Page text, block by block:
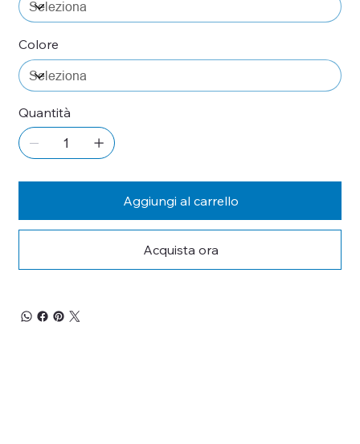
Colore
Quantità
Aggiungi al carrello
Acquista ora